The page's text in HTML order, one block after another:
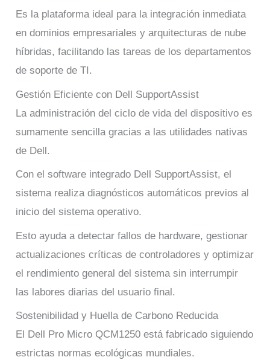
Es la plataforma ideal para la integración inmediata
en dominios empresariales y arquitecturas de nube
híbridas, facilitando las tareas de los departamentos
de soporte de TI.
Gestión Eficiente con Dell SupportAssist
La administración del ciclo de vida del dispositivo es
sumamente sencilla gracias a las utilidades nativas
de Dell.
Con el software integrado Dell SupportAssist, el
sistema realiza diagnósticos automáticos previos al
inicio del sistema operativo.
Esto ayuda a detectar fallos de hardware, gestionar
actualizaciones críticas de controladores y optimizar
el rendimiento general del sistema sin interrumpir
las labores diarias del usuario final.
Sostenibilidad y Huella de Carbono Reducida
El Dell Pro Micro QCM1250 está fabricado siguiendo
estrictas normas ecológicas mundiales.